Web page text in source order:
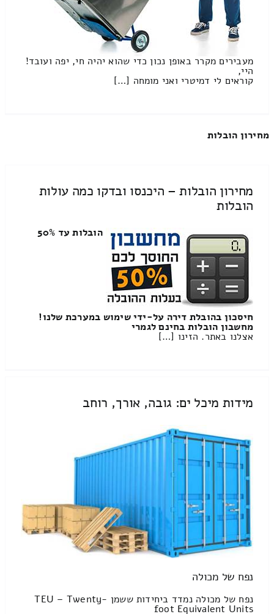
מעבירים מקרר באופן נכון כדי שהוא יהיה חי, יפה ועובד!
היי,
קוראים לי דמיטרי ואני מומחה […]
מחירון הובלות
מחירון הובלות – היכנסו ובדקו כמה עולות
הובלות
הובלות עד 50%
חיסכון בהובלת דירה על-ידי שימוש במערכת שלנו!
מחשבון הובלות בחינם לגמרי
אצלנו באתר. הזינו […]
מידות מיכל ים: גובה, אורך, רוחב
נפח של מכולה
נפח של מכולה נמדד ביחידות ששמן TEU – Twenty-
foot Equivalent Units